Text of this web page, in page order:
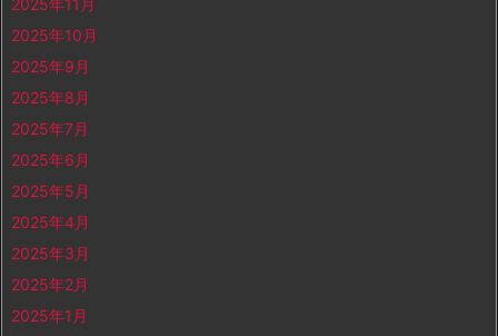
2025年11月
2025年10月
2025年9月
2025年8月
2025年7月
2025年6月
2025年5月
2025年4月
2025年3月
2025年2月
2025年1月